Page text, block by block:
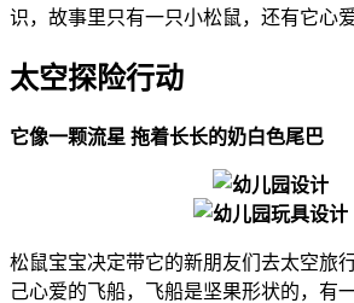
识，故事里只有一只小松鼠，还有它心
太空探险行动
它像一颗流星 拖着长长的奶白色尾巴
松鼠宝宝决定带它的新朋友们去太空旅
己心爱的飞船，飞船是坚果形状的，有